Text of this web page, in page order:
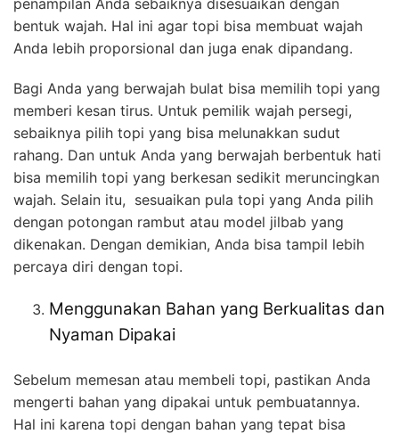
bentuk wajah. Hal ini agar topi bisa membuat wajah
Anda lebih proporsional dan juga enak dipandang.
Bagi Anda yang berwajah bulat bisa memilih topi yang
memberi kesan tirus. Untuk pemilik wajah persegi,
sebaiknya pilih topi yang bisa melunakkan sudut
rahang. Dan untuk Anda yang berwajah berbentuk hati
bisa memilih topi yang berkesan sedikit meruncingkan
wajah. Selain itu, sesuaikan pula topi yang Anda pilih
dengan potongan rambut atau model jilbab yang
dikenakan. Dengan demikian, Anda bisa tampil lebih
percaya diri dengan topi.
Menggunakan Bahan yang Berkualitas dan
Nyaman Dipakai
Sebelum memesan atau membeli topi, pastikan Anda
mengerti bahan yang dipakai untuk pembuatannya.
Hal ini karena topi dengan bahan yang tepat bisa